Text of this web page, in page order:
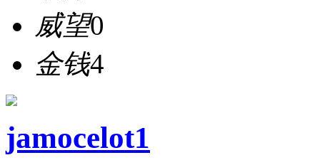
威望0
金钱4
jamocelot1